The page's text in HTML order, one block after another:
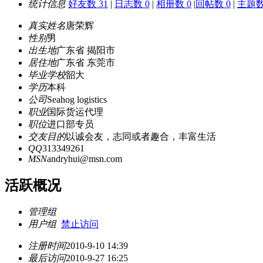
统计信息 好友数 31 | 日志数 0 | 相册数 0 |回帖数 0 | 主题
真实姓名唐荣辉
性别男
出生地广东省 揭阳市
居住地广东省 东莞市
毕业学校韶大
学历本科
公司Seahog logistics
职业国际货运代理
职位进口部专员
交友目的以诚会友，志同或者趣合，丰富生活
QQ313349261
MSNandryhui@msn.com
活跃概况
管理组
用户组 禁止访问
注册时间2010-9-10 14:39
最后访问2010-9-27 16:25